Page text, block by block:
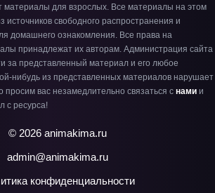
материалы для взрослых. Все материалы на этом
источников свободного распространения и
домашнего ознакомления. Все права на
принадлежат их авторам. Администрация сайта
за представленный материал и его любое
нибудь из представленных материалов нарушает
просим вас незамедлительно связаться с нами и
с ресурса!
© 2026 animakima.ru
admin@animakima.ru
конфиденциальности